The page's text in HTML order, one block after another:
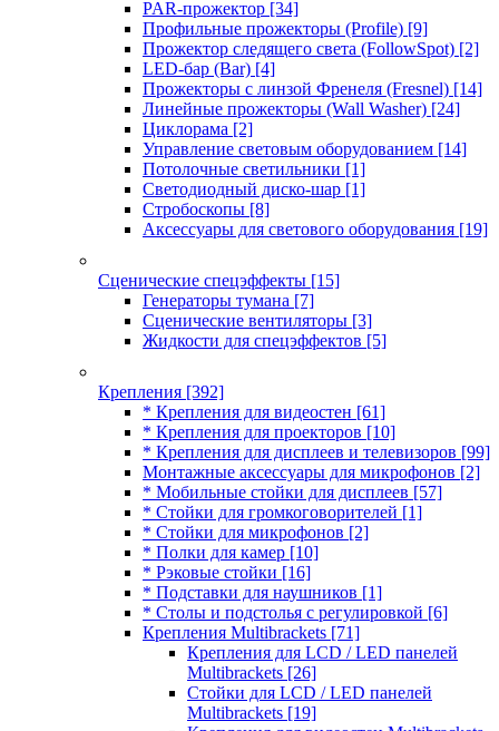
PAR-прожектор [34]
Профильные прожекторы (Profile) [9]
Прожектор следящего света (FollowSpot) [2]
LED-бар (Bar) [4]
Прожекторы с линзой Френеля (Fresnel) [14]
Линейные прожекторы (Wall Washer) [24]
Циклорама [2]
Управление световым оборудованием [14]
Потолочные светильники [1]
Светодиодный диско-шар [1]
Стробоскопы [8]
Аксессуары для светового оборудования [19]
Сценические спецэффекты [15]
Генераторы тумана [7]
Сценические вентиляторы [3]
Жидкости для спецэффектов [5]
Крепления [392]
* Крепления для видеостен [61]
* Крепления для проекторов [10]
* Крепления для дисплеев и телевизоров [99]
Монтажные аксессуары для микрофонов [2]
* Мобильные стойки для дисплеев [57]
* Стойки для громкоговорителей [1]
* Стойки для микрофонов [2]
* Полки для камер [10]
* Рэковые стойки [16]
* Подставки для наушников [1]
* Столы и подстолья с регулировкой [6]
Крепления Multibrackets [71]
Крепления для LCD / LED панелей
Multibrackets [26]
Стойки для LCD / LED панелей
Multibrackets [19]